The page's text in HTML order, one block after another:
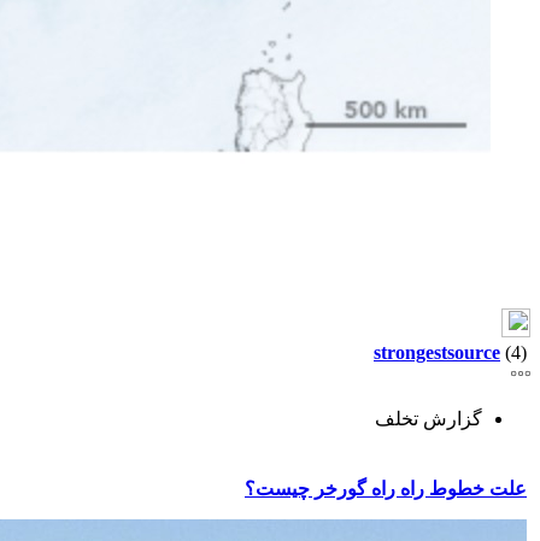
strongestsource (4)
گزارش تخلف
علت خطوط راه راه گورخر چیست؟